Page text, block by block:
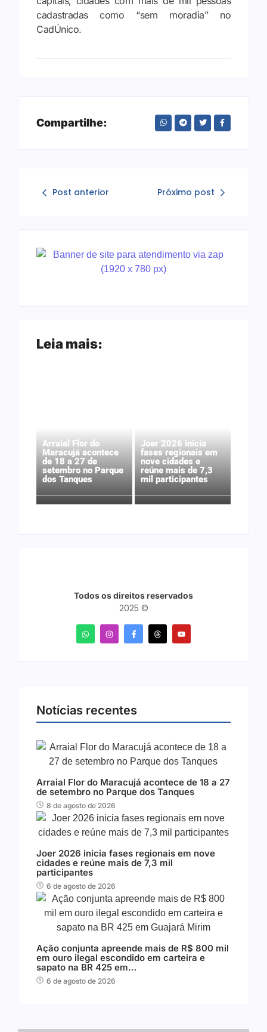
cadastradas como “sem moradia” no
CadÚnico.
Compartilhe:
Post anterior Próximo post
Leia mais:
Arraial Flor do
Maracujá acontece
de 18 a 27 de
setembro no Parque
dos Tanques
Joer 2026 inicia
fases regionais em
nove cidades e
reúne mais de 7,3
mil participantes
Todos os direitos reservados
2025 ©
Notícias recentes
Arraial Flor do Maracujá acontece de 18 a 27
de setembro no Parque dos Tanques
8 de agosto de 2026
Joer 2026 inicia fases regionais em nove
cidades e reúne mais de 7,3 mil
participantes
6 de agosto de 2026
Ação conjunta apreende mais de R$ 800 mil
em ouro ilegal escondido em carteira e
sapato na BR 425 em…
6 de agosto de 2026